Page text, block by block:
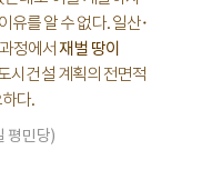
유를 알 수 없다. 일산·
발 대책 논의 과정에서재벌 땅이
시건설 계획의 전면적
다.
평민당)